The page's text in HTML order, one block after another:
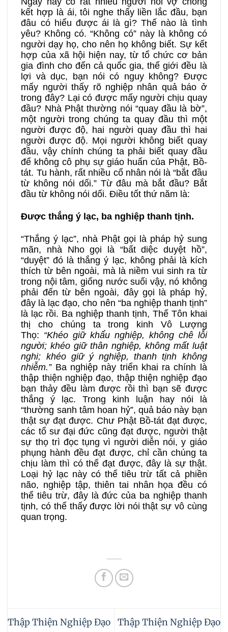
kết hợp là ái, tôi nghe thấy liền lắc đầu, bạn
đâu có hiểu được ái là gì? Thế nào là tình
yêu? Không có. “Không có” này là không có
người dạy họ, cho nên họ không biết. Sự kết
hợp của xã hội hiện nay, từ tổ chức cơ bản
gia đình cho đến cả quốc gia, thế giới đều là
lợi và dục, bạn nói có nguy không? Được
mấy người thấy rõ nghiệp nhân quả báo ở
trong đây? Lại có được mấy người chịu quay
đầu? Nhà Phật thường nói “quay đầu là bờ”,
một người trong chúng ta quay đầu thì một
người được độ, hai người quay đầu thì hai
người được độ. Mọi người không biết quay
đầu, vậy chính chúng ta phải biết quay đầu
để không cô phụ sự giáo huấn của Phật, Bồ-
tát. Tu hành, rất nhiều cổ nhân nói là “bắt đầu
từ không nói dối.” Từ đâu mà bắt đầu? Bắt
đầu từ không nói dối. Điều tốt thứ năm là:
Được thắng ý lạc, ba nghiệp thanh tịnh.
“Thắng ý lạc”, nhà Phật gọi là pháp hỷ sung
mãn, nhà Nho gọi là “bất diệc duyệt hồ”,
“duyệt” đó là thắng ý lạc, không phải là kích
thích từ bên ngoài, mà là niềm vui sinh ra từ
trong nội tâm, giống nước suối vậy, nó không
phải đến từ bên ngoài, đây gọi là pháp hỷ,
đây là lạc đạo, cho nên “ba nghiệp thanh tịnh”
là lạc rồi. Ba nghiệp thanh tịnh, Thế Tôn khai
thị cho chúng ta trong kinh Vô Lượng
Thọ: “Khéo giữ khẩu nghiệp, không chê lỗi
người; khéo giữ thân nghiệp, không mất luật
nghi; khéo giữ ý nghiệp, thanh tịnh không
nhiễm.” Ba nghiệp này triển khai ra chính là
thập thiện nghiệp đạo, thập thiện nghiệp đạo
bạn thảy đều làm được rồi thì bạn sẽ được
thắng ý lạc. Trong kinh luận hay nói là
“thường sanh tâm hoan hỷ”, quả báo này bạn
thật sự đạt được. Chư Phật Bồ-tát đạt được,
các tổ sư đại đức cũng đạt được, người thật
sự thọ trì đọc tụng vì người diễn nói, y giáo
phụng hành đều đạt được, chỉ cần chúng ta
chịu làm thì có thể đạt được, đây là sự thật.
Loại hỷ lạc này có thể tiêu trừ tất cả phiền
não, nghiệp tập, thiên tai nhân họa đều có
thể tiêu trừ, đây là đức của ba nghiệp thanh
tịnh, có thể thấy được lời nói thật sự vô cùng
quan trọng.
Thập Thiện Nghiệp Đạo
Thập Thiện Nghiệp Đạo